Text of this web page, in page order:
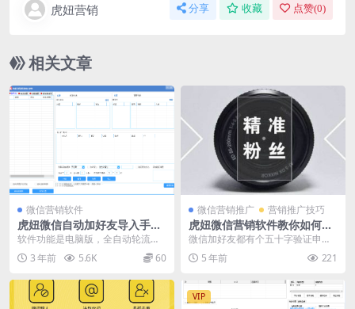
虎妞营销 分享 收藏 点赞(0)
相关文章
微信营销软件
虎妞微信自动加好友导入手机
号码批量精准添加客户售营销
软件微商工具
软件功能是电脑版，全自动轮流切
换多个账号通过手机号码加人的软
件，还可以批量检测手...
3 年前 5.6K 60
微信营销推广 营销推广技巧
虎妞微信营销软件教你如何快
速提高微信自动加好友的通过
率
微信加好友都有个五十字验证申
请，那里可一定要写呢！如果你不
写，假若你想搭，你觉得...
5 年前 221
VIP